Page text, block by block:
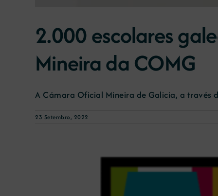
2.000 escolares
Mineira da COMG
A Cámara Oficial Mineira de Galicia, a través
23 Setembro, 2022